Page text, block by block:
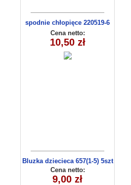
spodnie chłopięce 220519-6
(1- 4) 4 szt
Cena netto:
10,50 zł
Bluzka dziecieca 657(1-5) 5szt
Cena netto:
9,00 zł